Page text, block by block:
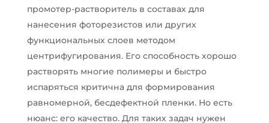
промотер-растворитель в составах для
нанесения фоторезистов или других
функциональных слоев методом
центрифугирования. Его способность хорошо
растворять многие полимеры и быстро
испаряться критична для формирования
равномерной, бесдефектной пленки. Но есть
нюанс: его качество. Для таких задач нужен